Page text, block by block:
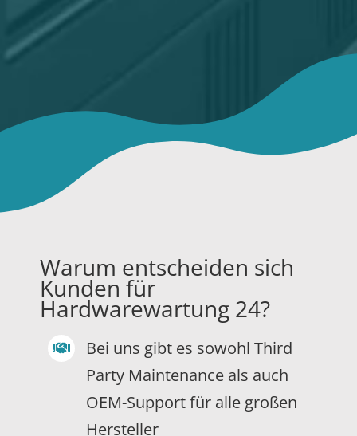
Warum entscheiden sich
Kunden für
Hardwarewartung 24?
Bei uns gibt es sowohl Third
Party Maintenance als auch
OEM-Support für alle großen
Hersteller